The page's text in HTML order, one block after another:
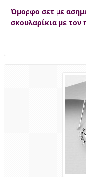
Όμορφο σετ με
σκουλαρίκια με τον